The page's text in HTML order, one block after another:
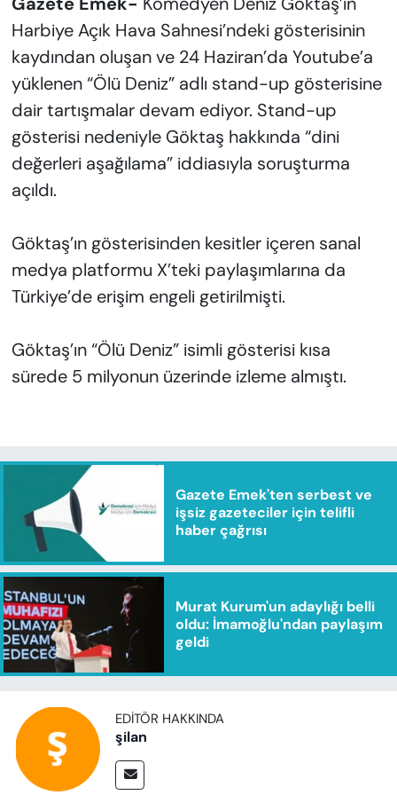
Harbiye Açık Hava Sahnesi’ndeki gösterisinin
kaydından oluşan ve 24 Haziran’da Youtube’a
yüklenen “Ölü Deniz” adlı stand-up gösterisine
dair tartışmalar devam ediyor. Stand-up
gösterisi nedeniyle Göktaş hakkında “dini
değerleri aşağılama” iddiasıyla soruşturma
açıldı.
Göktaş’ın gösterisinden kesitler içeren sanal
medya platformu X’teki paylaşımlarına da
Türkiye’de erişim engeli getirilmişti.
Göktaş’ın “Ölü Deniz” isimli gösterisi kısa
sürede 5 milyonun üzerinde izleme almıştı.
Gazete Emek'ten serbest ve
işsiz gazeteciler için telifli
haber çağrısı
Murat Kurum'un adaylığı belli
oldu: İmamoğlu'ndan paylaşım
geldi
EDITÖR HAKKINDA
şilan